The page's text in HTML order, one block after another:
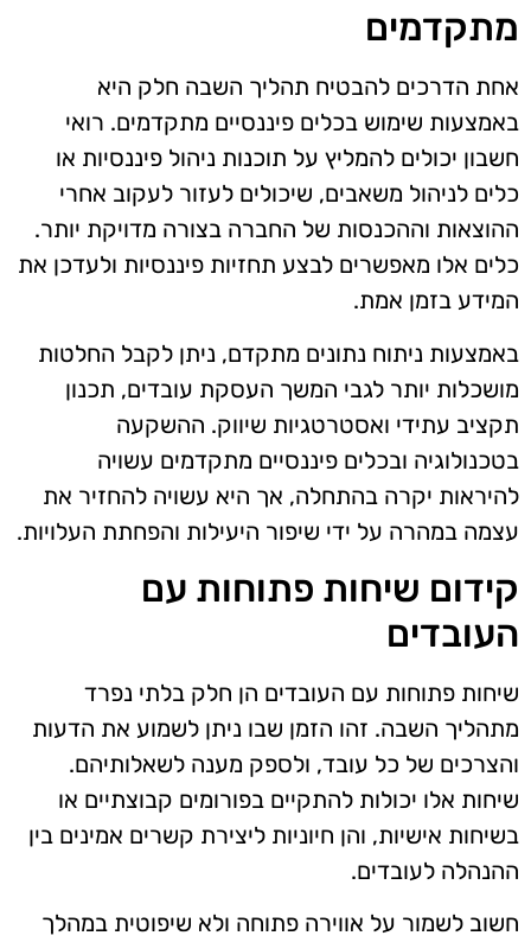
מתקדמים
אחת הדרכים להבטיח תהליך השבה חלק היא
באמצעות שימוש בכלים פיננסיים מתקדמים. רואי
חשבון יכולים להמליץ על תוכנות ניהול פיננסיות או
כלים לניהול משאבים, שיכולים לעזור לעקוב אחרי
ההוצאות וההכנסות של החברה בצורה מדויקת יותר.
כלים אלו מאפשרים לבצע תחזיות פיננסיות ולעדכן את
המידע בזמן אמת.
באמצעות ניתוח נתונים מתקדם, ניתן לקבל החלטות
מושכלות יותר לגבי המשך העסקת עובדים, תכנון
תקציב עתידי ואסטרטגיות שיווק. ההשקעה
בטכנולוגיה ובכלים פיננסיים מתקדמים עשויה
להיראות יקרה בהתחלה, אך היא עשויה להחזיר את
עצמה במהרה על ידי שיפור היעילות והפחתת העלויות.
קידום שיחות פתוחות עם
העובדים
שיחות פתוחות עם העובדים הן חלק בלתי נפרד
מתהליך השבה. זהו הזמן שבו ניתן לשמוע את הדעות
והצרכים של כל עובד, ולספק מענה לשאלותיהם.
שיחות אלו יכולות להתקיים בפורומים קבוצתיים או
בשיחות אישיות, והן חיוניות ליצירת קשרים אמינים בין
ההנהלה לעובדים.
חשוב לשמור על אווירה פתוחה ולא שיפוטית במהלך